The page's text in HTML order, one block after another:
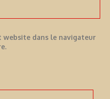
website dans le navigateur